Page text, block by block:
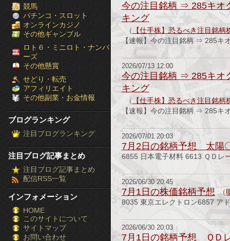
テ
ナ
［ブ
ロ
グ
ラ
ン
キ
ン
グ］-
株
FX
競馬
パチンコ・スロット
オンラインカジノ
その他ギャンブル
ロト６・ミニロト・ナンバ
ーズ
その他懸賞
せどり・転売
アフィリエイト
その他副業・お金情報
ブログランキング
注目ブログランキング
注目ブログ記事まとめ
注目ブログ記事まとめ
配信RSS一覧
インフォメーション
HOME
このサイトについて
サイトマップ
お問い合わせ
今の注目銘柄 ⇒ 285キオ
キング
（ 【仕手株】恐るべき注目銘柄
【速報】今の注目銘柄 ⇒ 285キ
2026/07/13 12:00
今の注目銘柄 ⇒ 285キオ
キング
（【仕手株】恐るべき注目銘柄
【速報】今の注目銘柄 ⇒ 285キ
2026/07/01 20:03
7月2日の銘柄予想 太陽
6855 日本電子材料 6613 ＱＤ
2026/06/30 20:45
7月1日の株価銘柄予想 （
8035 東京エレクトロン6857 ア
2026/06/30 20:03
7月1日の銘柄予想 ＱＤ